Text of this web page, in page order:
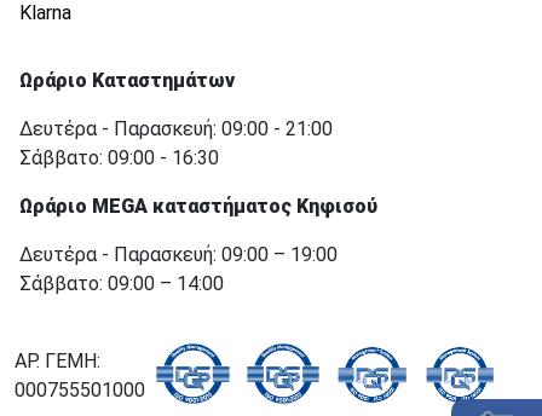
Klarna
Ωράριο Καταστημάτων
Δευτέρα - Παρασκευή: 09:00 - 21:00
Σάββατο: 09:00 - 16:30
Ωράριο MEGA καταστήματος Κηφισού
Δευτέρα - Παρασκευή: 09:00 – 19:00
Σάββατο: 09:00 – 14:00
ΑΡ. ΓΕΜΗ:
000755501000